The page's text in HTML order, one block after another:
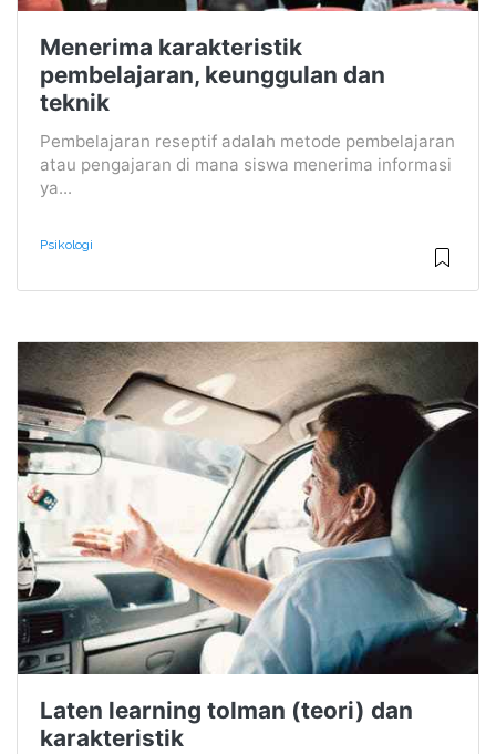
Menerima karakteristik
pembelajaran, keunggulan dan
teknik
Pembelajaran reseptif adalah metode pembelajaran
atau pengajaran di mana siswa menerima informasi
ya...
Psikologi
Laten learning tolman (teori) dan
karakteristik